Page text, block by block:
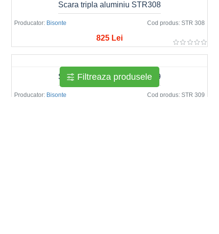
Producator: Bisonte Cod produs: STR 308
Scara tripla aluminiu STR308
825 Lei
Producator: Bisonte Cod produs: STR 309
Scara tripla aluminiu STR309
Filtreaza produsele